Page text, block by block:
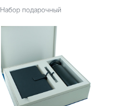
Набор подарочный